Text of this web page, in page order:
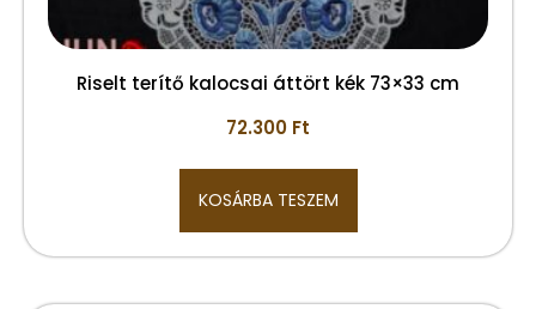
Riselt terítő kalocsai áttört kék 73×33 cm
72.300 Ft
KOSÁRBA TESZEM